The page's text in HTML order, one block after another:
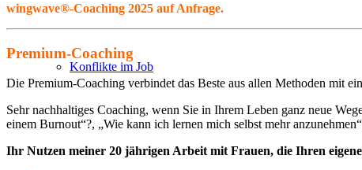
Konflikte im Job
wingwave®-Coaching 2025 auf Anfrage.
Premium-Coaching
Die Premium-Coaching verbindet das Beste aus allen Methoden mit
Sehr nachhaltiges Coaching, wenn Sie in Ihrem Leben ganz neue
einem Burnout“?, „Wie kann ich lernen mich selbst mehr
Ihr Nutzen meiner 20 jährigen Arbeit mit Frauen, die Ihren